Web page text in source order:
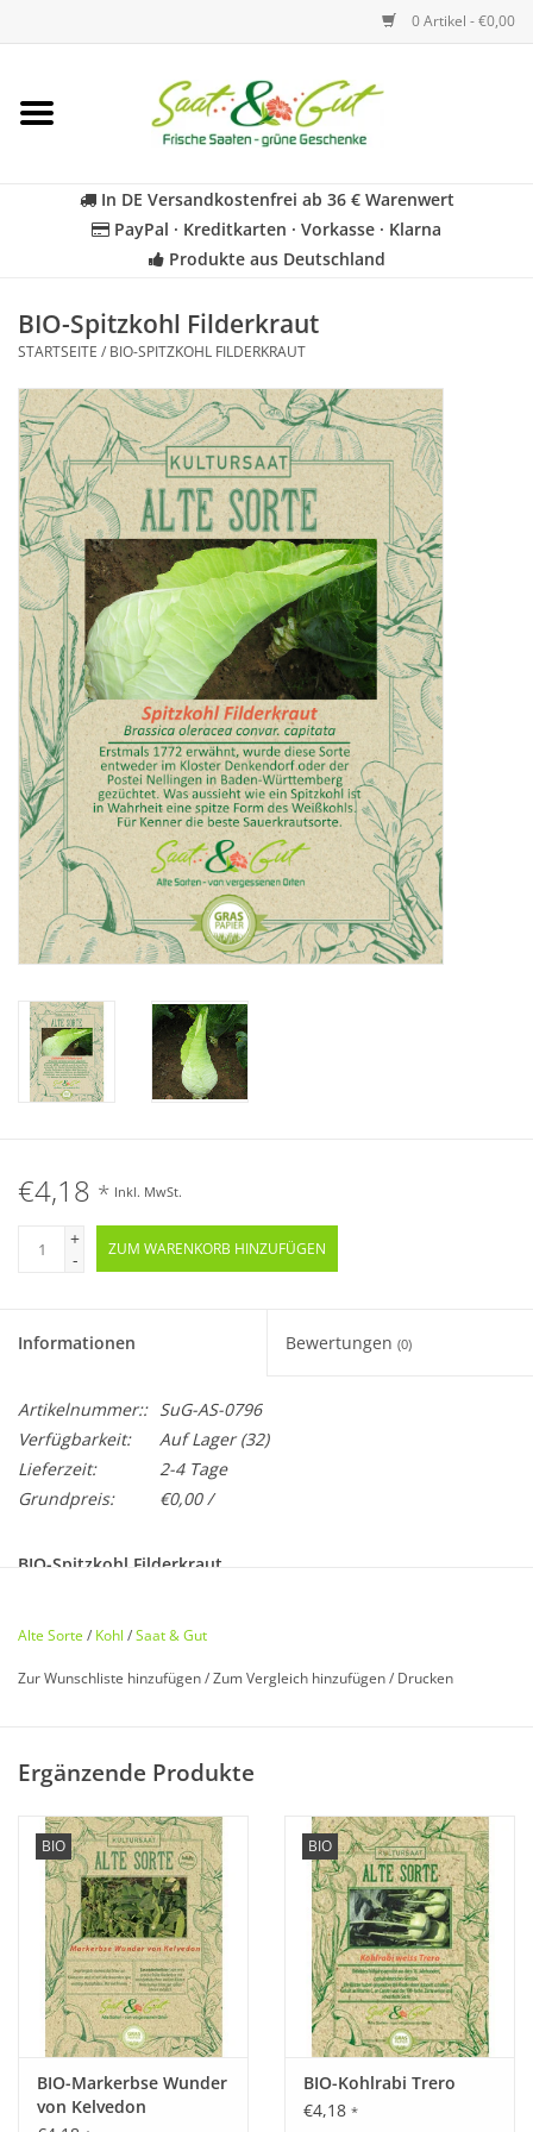
0 Artikel - €0,00
Startseite
Kräuter
Für Kinder
Geschenkideen
Katalog
In DE Versandkostenfrei ab 36 € Warenwert
PayPal · Kreditkarten · Vorkasse · Klarna
Produkte aus Deutschland
BIO-Spitzkohl Filderkraut
STARTSEITE / BIO-SPITZKOHL FILDERKRAUT
€4,18 * Inkl. MwSt.
+
-
ZUM WARENKORB HINZUFÜGEN
Informationen Bewertungen (0)
Artikelnummer:: SuG-AS-0796
Verfügbarkeit:
Auf Lager(32)
Lieferzeit:
2-4 Tage
Grundpreis:
€0,00 /
BIO-Spitzkohl Filderkraut
Historisches Saatgut von Saat & Gut
Entdecken Sie unserenseltenen historischen Kohlwieder,
der fast in Vergessenheit geraten ist!
Erstmals 1772 erwähnt, wurde diese Sorte entweder im
Kloster Denkendorf oder der Postei Nellingen in Baden-
Württemberg gezüchtet. Was aussieht wie ein Spitzkohl ist in
Wahrheit eine spitze Form des Weißkohls. Für Kenner die
besteSauerkrautsorte.
Alte Sorte / Kohl /Saat & Gut
Zur Wunschliste hinzufügen/Zum Vergleich hinzufügen/ Drucken
Ergänzende Produkte
BIO
BIO-Markerbse Wunder
von Kelvedon
BIO
BIO-Kohlrabi Trero
€4,18 *